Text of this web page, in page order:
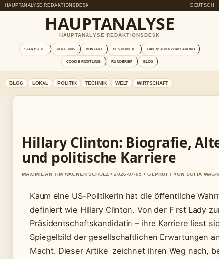
HAUPTANALYSE REDAKTIONSDESK DEUTSCH
HAUPTANALYSE
HAUPTANALYSE REDAKTIONSDESK
STARTSEITE ÜBER UNS KONTAKT GESCHICHTE DATENSCHUTZERKLÄRUNG
COOKIE-RICHTLINIE RUNDBRIEF BLOG
BLOG LOKAL POLITIK TECHNIK WELT WIRTSCHAFT
Hillary Clinton: Biografie,
und politische Karriere
MAXIMILIAN TIM WAGNER SCHULZ • 2026-07-05 • GEPRUFT VON SOFIA
Kaum eine US-Politikerin hat die öffentliche
definiert wie Hillary Clinton. Von der First Lady
Präsidentschaftskandidatin – ihre Karriere liest
Spiegelbild der gesellschaftlichen Erwartungen
Macht. Dieser Artikel zeichnet ihren Weg nach,